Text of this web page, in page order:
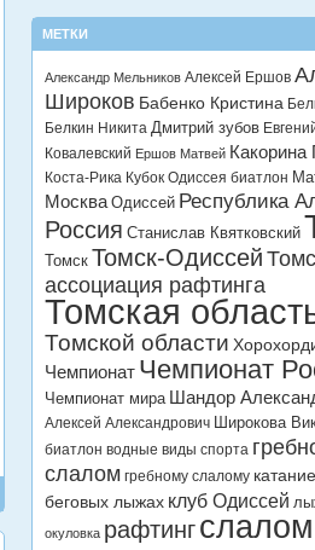
МЕТКИ
Александр Мельников Алексей Ершов
Широков Бабенко Кристина
Белкин Никита Дмитрий зубов
Ковалевский Ершов Матвей Какорина
Коста-Рика Кубок Одиссея биатлон
Москва Одиссей Республика
Россия Станислав Квятковский
Томск Томск-Одиссей
ассоциация рафтинга
Томская
Томской области
Чемпионат Чемпионат
Чемпионат мира Шандор
Алексей Александрович Широкова
биатлон водные виды спорта
слалом гребному слалому
беговых лыжах клуб Одиссей
окуловка рафтингслалом